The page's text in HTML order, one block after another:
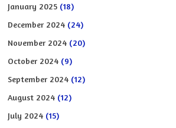
January 2025 (18)
December 2024 (24)
November 2024 (20)
October 2024 (9)
September 2024 (12)
August 2024 (12)
July 2024 (15)